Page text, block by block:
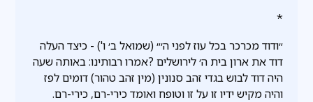
*
״ודוד מכרכר בכל עוז לפני ה׳״ (שמואל ב׳ ו') - כיצד העלה
דוד את ארון בית ה׳ לירושלים ?אמרו רבותינו: באותה שעה
היה דוד לבוש בגדי זהב סנונין (מין זהב טהור) דומים לפז
והיה מקיש ידיו זו על זו וטופח ואומד כירי-רם, כירי-רם.